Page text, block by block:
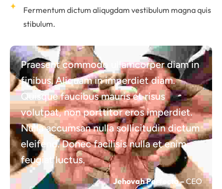
Fermentum dictum aliqugdam vestibulum magna quis
stibulum.
Praesent commodo ullamcorper diam in
finibus. Aliquam in imperdiet diam.
Quisque faucibus mauris et risus
volutpat, non porttitor eros imperdiet.
Nulla accumsan nulla sollicitudin dictum
eleifend. Donec facilisis nulla et enim
feugiat luctus.
Jehovah Perfecto –CEO